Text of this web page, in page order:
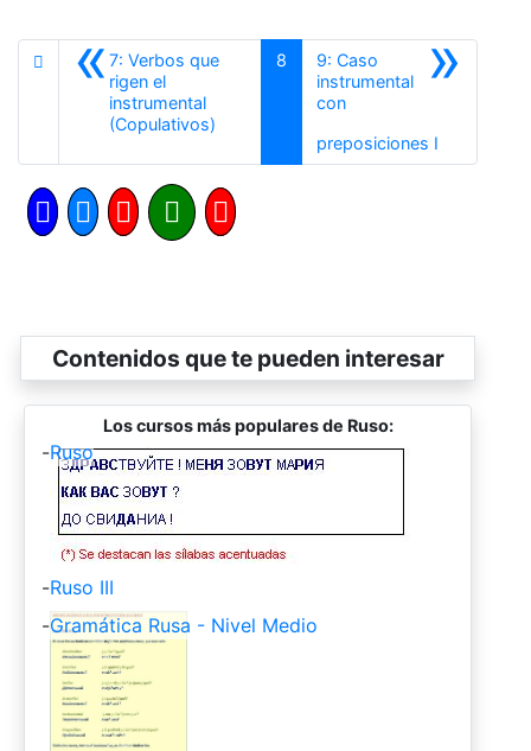
«7: Verbos que
rigen el
instrumental
(Copulativos)
8 »
9: Caso
instrumental
con
preposiciones ISiguiente
Contenidos que te pueden interesar
Los cursos más populares de Ruso:
-Ruso
-Ruso III
-Gramática Rusa - Nivel Medio